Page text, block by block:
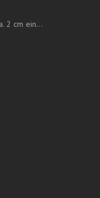
2 cm ein...